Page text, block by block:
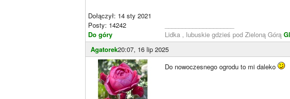
Dołączył: 14 sty 2021
Posty: 14242
Do góry
Lidka , lubuskie gdzieś pod Zieloną Górą
Agatorek20:07, 16 lip 2025
Do nowoczesnego ogrodu to mi daleko